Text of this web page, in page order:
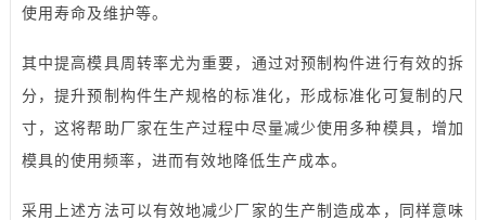
使用寿命及维护等。
其中提高模具周转率尤为重要，通过对预制构件进行有效的拆
分，提升预制构件生产规格的标准化，形成标准化可复制的尺
寸，这将帮助厂家在生产过程中尽量减少使用多种模具，增加
模具的使用频率，进而有效地降低生产成本。
采用上述方法可以有效地减少厂家的生产制造成本，同样意味